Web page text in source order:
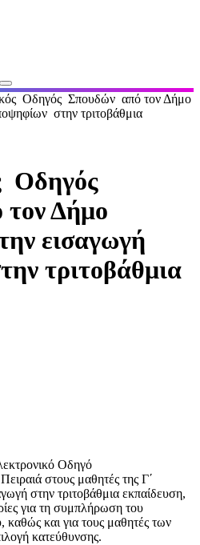
Οδηγός Σπουδών από τον Δήμο
στην τριτοβάθμια
Οδηγός
Δήμο
εισαγωγή
τριτοβάθμια
Οδηγό
στους μαθητές της Γ΄
στην τριτοβάθμια εκπαίδευση,
για τη συμπλήρωση του
καθώς και για τους μαθητές των
κατεύθυνσης.